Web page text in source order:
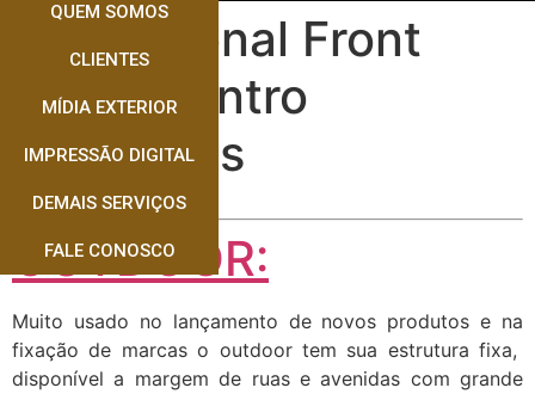
QUEM SOMOS
CLIENTES
MÍDIA EXTERIOR
IMPRESSÃO DIGITAL
DEMAIS SERVIÇOS
FALE CONOSCO
Profissional Front
Light Centro
Dourados
OUTDOOR:
Muito usado no lançamento de novos produtos e na
fixação de marcas o outdoor tem sua estrutura fixa,
disponível a margem de ruas e avenidas com grande